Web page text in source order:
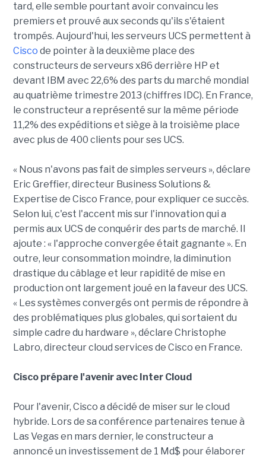
tard, elle semble pourtant avoir convaincu les
premiers et prouvé aux seconds qu'ils s'étaient
trompés. Aujourd'hui, les serveurs UCS permettent à
Cisco de pointer à la deuxième place des
constructeurs de serveurs x86 derrière HP et
devant IBM avec 22,6% des parts du marché mondial
au quatrième trimestre 2013 (chiffres IDC). En France,
le constructeur a représenté sur la même période
11,2% des expéditions et siège à la troisième place
avec plus de 400 clients pour ses UCS.
« Nous n'avons pas fait de simples serveurs », déclare
Eric Greffier, directeur Business Solutions &
Expertise de Cisco France, pour expliquer ce succès.
Selon lui, c'est l'accent mis sur l'innovation qui a
permis aux UCS de conquérir des parts de marché. Il
ajoute : « l'approche convergée était gagnante ». En
outre, leur consommation moindre, la diminution
drastique du câblage et leur rapidité de mise en
production ont largement joué en la faveur des UCS.
« Les systèmes convergés ont permis de répondre à
des problématiques plus globales, qui sortaient du
simple cadre du hardware », déclare Christophe
Labro, directeur cloud services de Cisco en France.
Cisco prépare l'avenir avec Inter Cloud
Pour l'avenir, Cisco a décidé de miser sur le cloud
hybride. Lors de sa conférence partenaires tenue à
Las Vegas en mars dernier, le constructeur a
annoncé un investissement de 1 Md$ pour élaborer